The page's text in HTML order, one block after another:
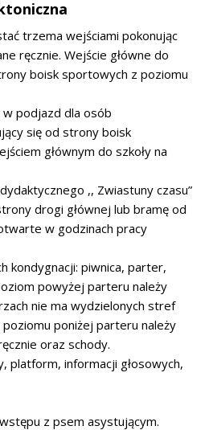
trzema wejściami pokonując
ręcznie. Wejście główne do
boisk sportowych z poziomu
podjazd dla osób
się od strony boisk
głównym do szkoły na
,, Zwiastuny czasu”
drogi głównej lub bramę od
w godzinach pracy
kondygnacji: piwnica, parter,
powyżej parteru należy
nie ma wydzielonych stref
poniżej parteru należy
oraz schody.
platform, informacji głosowych,
z psem asystującym.